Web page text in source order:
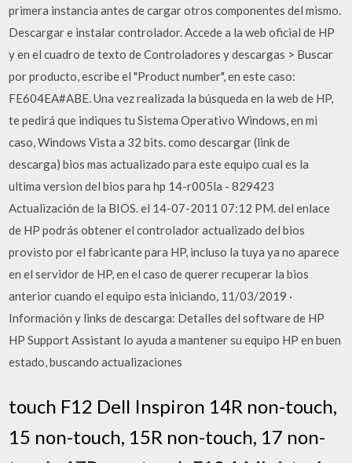
primera instancia antes de cargar otros componentes del mismo.
Descargar e instalar controlador. Accede a la web oficial de HP
y en el cuadro de texto de Controladores y descargas > Buscar
por producto, escribe el "Product number", en este caso:
FE604EA#ABE. Una vez realizada la búsqueda en la web de HP,
te pedirá que indiques tu Sistema Operativo Windows, en mi
caso, Windows Vista a 32 bits. como descargar (link de
descarga) bios mas actualizado para este equipo cual es la
ultima version del bios para hp 14-r005la - 829423
Actualización de la BIOS. el ‎14-07-2011 07:12 PM. del enlace
de HP podrás obtener el controlador actualizado del bios
provisto por el fabricante para HP, incluso la tuya ya no aparece
en el servidor de HP, en el caso de querer recuperar la bios
anterior cuando el equipo esta iniciando, 11/03/2019 ·
Información y links de descarga: Detalles del software de HP
HP Support Assistant lo ayuda a mantener su equipo HP en buen
estado, buscando actualizaciones
touch F12 Dell Inspiron 14R non-touch,
15 non-touch, 15R non-touch, 17 non-